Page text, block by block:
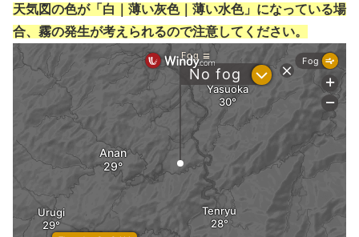
天気図の色が「白｜薄い灰色｜薄い水色」になっている場
合、霧の発生が考えられるので注意してください。